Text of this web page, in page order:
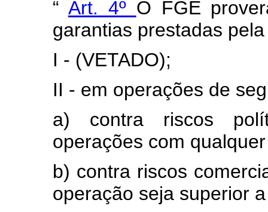
“ Art. 4º O FGE
garantias prestadas
I - (VETADO);
II - em operações de
a) contra riscos
operações com
b) contra riscos
operação seja superior